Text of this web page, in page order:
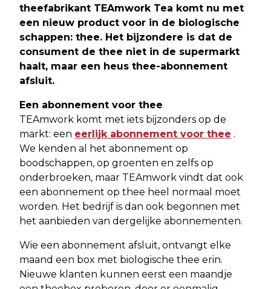
theefabrikant TEAmwork Tea komt nu met
een nieuw product voor in de biologische
schappen: thee. Het bijzondere is dat de
consument de thee niet in de supermarkt
haalt, maar een heus thee-abonnement
afsluit.
Een abonnement voor thee
TEAmwork komt met iets bijzonders op de
markt: een eerlijk abonnement voor thee .
We kenden al het abonnement op
boodschappen, op groenten en zelfs op
onderbroeken, maar TEAmwork vindt dat ook
een abonnement op thee heel normaal moet
worden. Het bedrijf is dan ook begonnen met
het aanbieden van dergelijke abonnementen.
Wie een abonnement afsluit, ontvangt elke
maand een box met biologische thee erin.
Nieuwe klanten kunnen eerst een maandje